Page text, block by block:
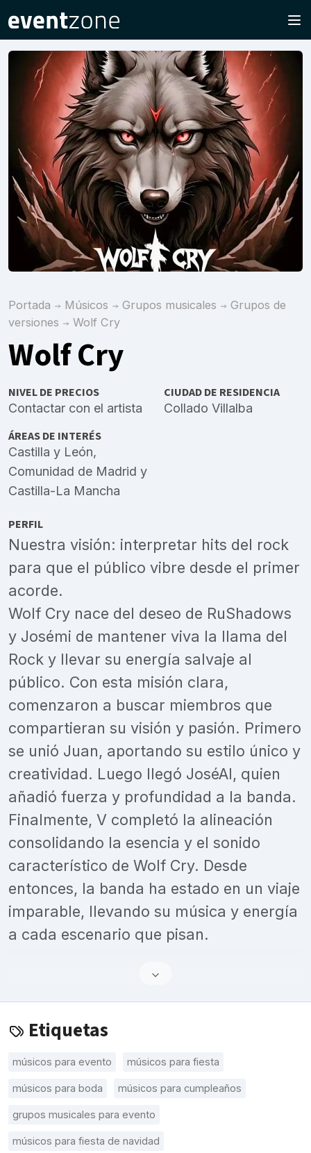
Portada Músicos Grupos musicales
Grupos de
versiones
Wolf Cry
Wolf Cry
NIVEL DE PRECIOS
Contactar con el artista
CIUDAD DE RESIDENCIA
Collado Villalba
ÁREAS DE INTERÉS
Castilla y León,
Comunidad de Madrid y
Castilla-La Mancha
PERFIL
Nuestra visión: interpretar hits del rock
para que el público vibre desde el primer
acorde.
Wolf Cry nace del deseo de RuShadows
y Josémi de mantener viva la llama del
Rock y llevar su energía salvaje al
público. Con esta misión clara,
comenzaron a buscar miembros que
compartieran su visión y pasión. Primero
se unió Juan, aportando su estilo único y
creatividad. Luego llegó JoséAl, quien
añadió fuerza y profundidad a la banda.
Finalmente, V completó la alineación
consolidando la esencia y el sonido
característico de Wolf Cry. Desde
entonces, la banda ha estado en un viaje
imparable, llevando su música y energía
a cada escenario que pisan.
Etiquetas
músicos para evento músicos para fiesta
músicos para boda músicos para cumpleaños
grupos musicales para evento
músicos para fiesta de navidad